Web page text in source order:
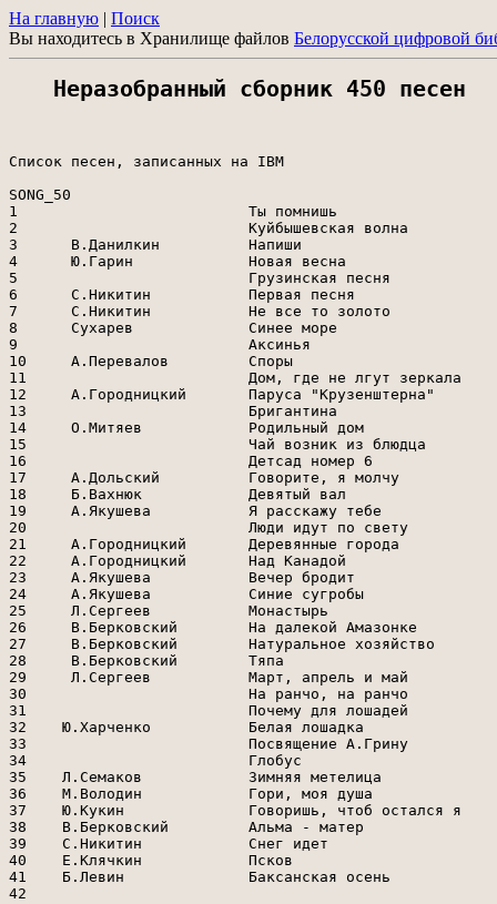
На главную | Поиск
Вы находитесь в Хранилище файлов Белорусской цифровой
Неразобранный сборник 450 песен